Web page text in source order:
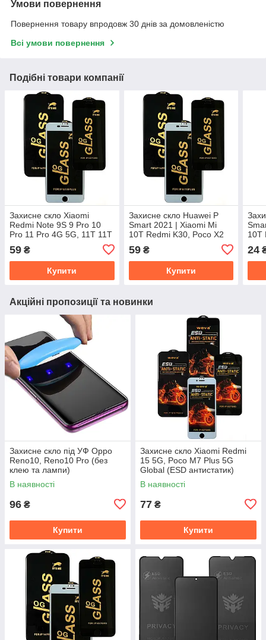
Умови повернення
Повернення товару впродовж 30 днів за домовленістю
Всі умови повернення
Подібні товари компанії
Захисне скло Xiaomi
Redmi Note 9S 9 Pro 10
Pro 11 Pro 4G 5G, 11T 11T
Pro, Redmi K30, Poco F2
Pro X2 X3 | Galaxy A71
M51 (OG Full
59 ₴
Купити
Захисне скло Huawei P
Smart 2021 | Xiaomi Mi
10T Redmi K30, Poco X2
A71 (OG Full Glue)
59₴
Купити
10T
A71
24
Акційні пропозиції та новинки
Захисне скло під УФ Oppo
Reno10, Reno10 Pro (без
клею та лампи)
В наявності
96 ₴
Купити
Захисне скло Xiaomi Redmi
15 5G, Poco M7 Plus 5G
Global (ESD антистатик)
В наявності
77 ₴
Купити